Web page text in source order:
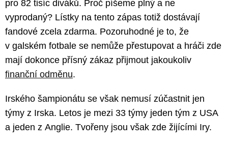
pro 82 tisíc diváků. Proč píšeme plný a ne
vyprodaný? Lístky na tento zápas totiž dostávají
fandové zcela zdarma. Pozoruhodné je to, že
v galském fotbale se nemůže přestupovat a hráči zde
mají dokonce přísný zákaz přijmout jakoukoliv
finanční odměnu.
Irského šampionátu se však nemusí zúčastnit jen
týmy z Irska. Letos je mezi 33 týmy jeden tým z USA
a jeden z Anglie. Tvořeny jsou však zde žijícími Iry.